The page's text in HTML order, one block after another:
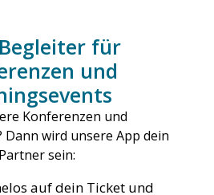
für
und
Konferenzen und
Dann wird unsere App dein
sein:
auf dein Ticket und